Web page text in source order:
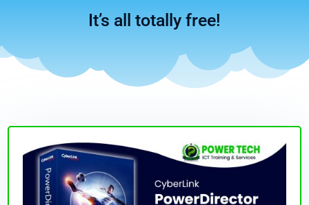
It’s all totally free!